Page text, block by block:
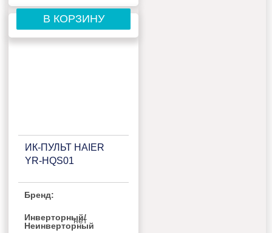
В КОРЗИНУ
ИК-ПУЛЬТ HAIER
YR-HQS01
Бренд:
Инверторный/
Неинверторный
нет